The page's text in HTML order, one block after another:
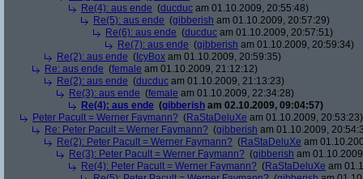
Re(4): aus ende (ducduc am 01.10.2009, 20:55:48)
Re(5): aus ende (gibberish am 01.10.2009, 20:57:29)
Re(6): aus ende (ducduc am 01.10.2009, 20:57:51)
Re(7): aus ende (gibberish am 01.10.2009, 20:59:34)
Re(2): aus ende ( IcyBox am 01.10.2009, 20:59:35)
Re: aus ende (female am 01.10.2009, 21:12:12)
Re(2): aus ende (ducduc am 01.10.2009, 21:13:23)
Re(3): aus ende (female am 01.10.2009, 22:34:28)
Re(4): aus ende (gibberish am 02.10.2009, 09:04:57)
Peter Pacult = Werner Faymann? (RaStaDeluXe am 01.10.2009, 20:53:23)
Re: Peter Pacult = Werner Faymann? (gibberish am 01.10.2009,
Re(2): Peter Pacult = Werner Faymann? (RaStaDeluXe am
Re(3): Peter Pacult = Werner Faymann? (gibberish am
Re(4): Peter Pacult = Werner Faymann? (RaStaDeluXe am